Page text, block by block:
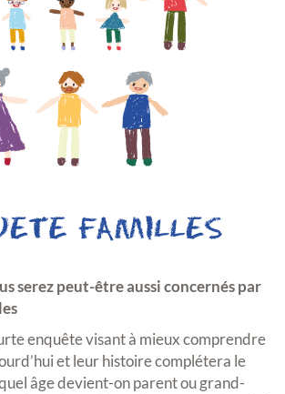
serez peut-être aussi concernés par
enquête visant à mieux comprendre
et leur histoire complétera le
âge devient-on parent ou grand-